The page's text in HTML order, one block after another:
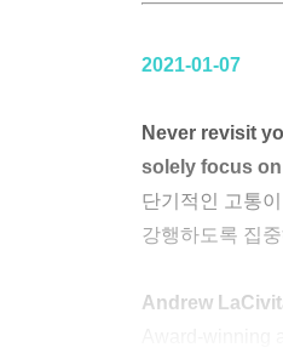
2021-01-07
Never revisit
solely focus
단기적인 고통
강행하도록 집
Andrew